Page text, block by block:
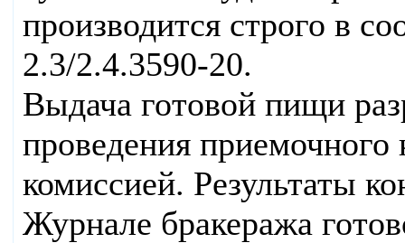
производится строго в
2.3/2.4.3590-20.
Выдача готовой пищи
проведения приемочного
комиссией. Результаты
Журнале бракеража